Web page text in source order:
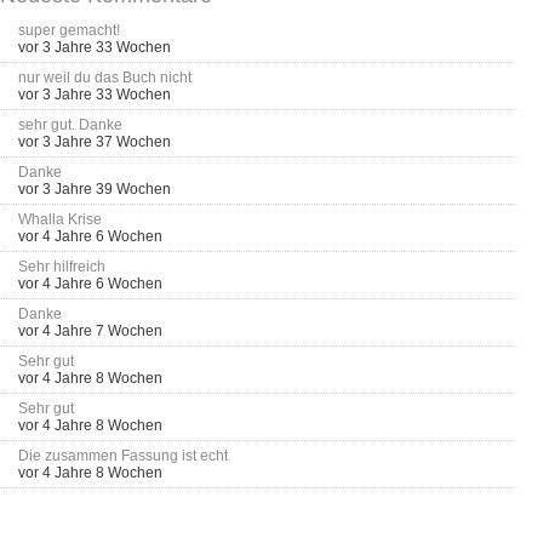
super gemacht!
vor 3 Jahre 33 Wochen
nur weil du das Buch nicht
vor 3 Jahre 33 Wochen
sehr gut. Danke
vor 3 Jahre 37 Wochen
Danke
vor 3 Jahre 39 Wochen
Whalla Krise
vor 4 Jahre 6 Wochen
Sehr hilfreich
vor 4 Jahre 6 Wochen
Danke
vor 4 Jahre 7 Wochen
Sehr gut
vor 4 Jahre 8 Wochen
Sehr gut
vor 4 Jahre 8 Wochen
Die zusammen Fassung ist echt
vor 4 Jahre 8 Wochen